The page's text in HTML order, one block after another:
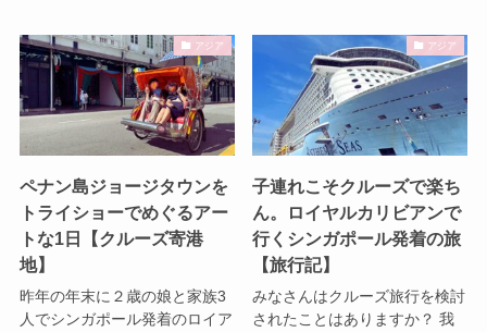
アジア
ペナン島ジョージタウンを
トライショーでめぐるアー
トな1日【クルーズ寄港
地】
昨年の年末に２歳の娘と家族3
人でシンガポール発着のロイア
アジア
子連れこそクルーズで楽ち
ん。ロイヤルカリビアンで
行くシンガポール発着の旅
【旅行記】
みなさんはクルーズ旅行を検討
されたことはありますか？ 我